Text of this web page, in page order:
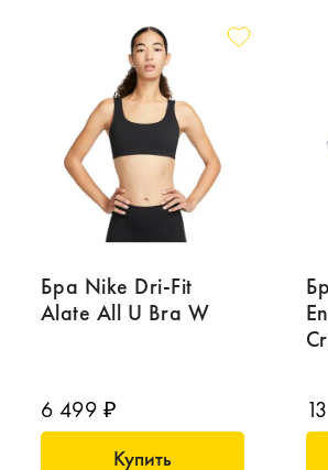
Бра Nike Dri-Fit
Alate All U Bra W
6 499 ₽
Купить